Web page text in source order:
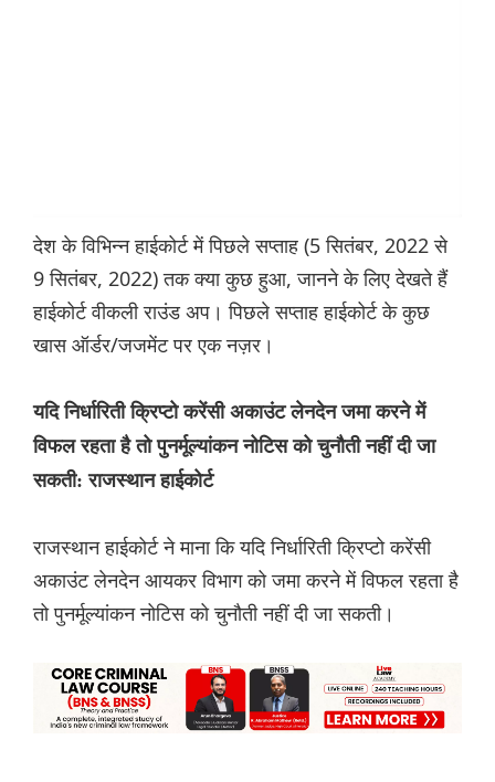
देश के विभिन्न हाईकोर्ट में पिछले सप्ताह (5 सितंबर, 2022 से
9 सितंबर, 2022) तक क्या कुछ हुआ, जानने के लिए देखते हैं
हाईकोर्ट वीकली राउंड अप। पिछले सप्ताह हाईकोर्ट के कुछ
खास ऑर्डर/जजमेंट पर एक नज़र।
यदि निर्धारिती क्रिप्टो करेंसी अकाउंट लेनदेन जमा करने में
विफल रहता है तो पुनर्मूल्यांकन नोटिस को चुनौती नहीं दी जा
सकती: राजस्थान हाईकोर्ट
राजस्थान हाईकोर्ट ने माना कि यदि निर्धारिती क्रिप्टो करेंसी
अकाउंट लेनदेन आयकर विभाग को जमा करने में विफल रहता है
तो पुनर्मूल्यांकन नोटिस को चुनौती नहीं दी जा सकती।